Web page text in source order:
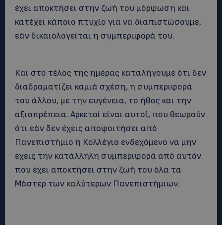
έχει αποκτήσει στην ζωή του μόρφωση και
κατέχει κάποιο πτυχίο για να διαπιστώσουμε,
εάν δικαιολογείται η συμπεριφορά του.
Και στο τέλος της ημέρας καταλήγουμε ότι δεν
διαδραματίζει καμιά σχέση, η συμπεριφορά
του άλλου, με την ευγένεια, το ήθος και την
αξιοπρέπεια. Αρκετοί είναι αυτοί, που θεωρούν
ότι εάν δεν έχεις αποφοιτήσει από
Πανεπιστήμιο ή Κολλέγιο ενδεχόμενο να μην
έχεις την κατάλληλη συμπεριφορά από αυτόν
που έχει αποκτήσει στην ζωή του όλα τα
Μάστερ των καλύτερων Πανεπιστήμιων.